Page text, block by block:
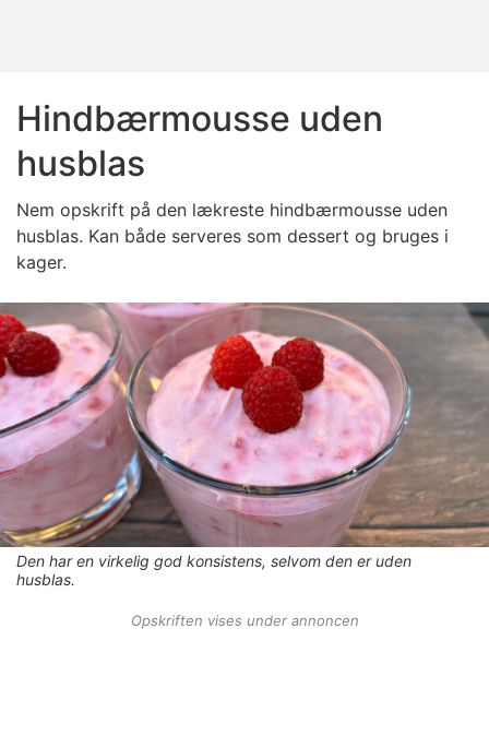
Hindbærmousse uden
husblas
Nem opskrift på den lækreste hindbærmousse uden
husblas. Kan både serveres som dessert og bruges i
kager.
Den har en virkelig god konsistens, selvom den er uden
husblas.
Opskriften vises under annoncen